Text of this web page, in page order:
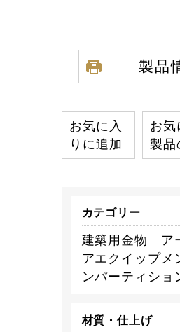
製品
お気に入
りに追加
お気
製品
カテゴリー
建築用金物 ア
アエクイップメ
ンパーティショ
材質・仕上げ